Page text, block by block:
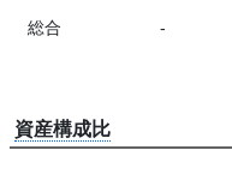
総合 -
資産構成比